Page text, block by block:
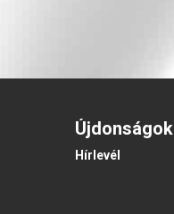
Újdonságok
Hírlevél